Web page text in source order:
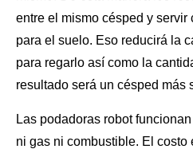
entre el mismo césped y servir
para el suelo. Eso reducirá la
para regarlo así como la
resultado será un césped más
Las podadoras robot
ni gas ni combustible. El costo